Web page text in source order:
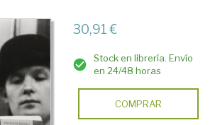
30,91 €
Stock en librería. Envío
en 24/48 horas
COMPRAR